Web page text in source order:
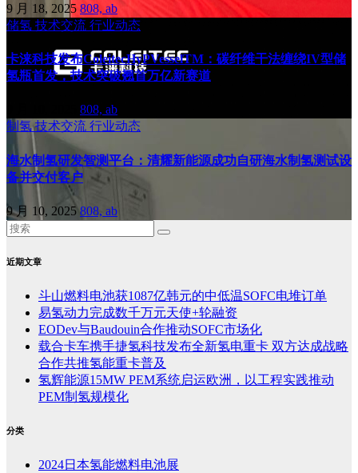
9 月 18, 2025 808, ab
储氢 技术交流 行业动态
卡涞科技发布ColeitecHyPVesselTM：碳纤维干法缠绕IV型储
氢瓶首发，技术突破翘首万亿新赛道
808, ab
制氢技术交流 行业动态
海水制氢研发智测平台：清耀新能源成功自研海水制氢测试设
备并交付客户
9 月 10, 2025 808, ab
近期文章
斗山燃料电池获1087亿韩元的中低温SOFC电堆订单
易氢动力完成数千万元天使+轮融资
EODev与Baudouin合作推动SOFC市场化
载合卡车携手捷氢科技发布全新氢电重卡 双方达成战略
合作共推氢能重卡普及
氢辉能源15MW PEM系统启运欧洲，以工程实践推动
PEM制氢规模化
分类
2024日本氢能燃料电池展